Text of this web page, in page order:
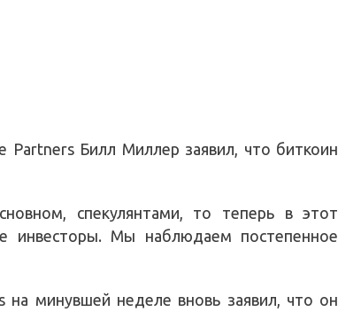
Partners Билл Миллер заявил, что биткоин
спекулянтами, то теперь в этот
инвесторы. Мы наблюдаем постепенное
минувшей неделе вновь заявил, что он